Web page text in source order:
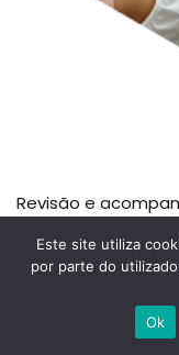
Revisão e
avaliação e de
Esclarecimento de
Este site utiliza
por parte do
Ok